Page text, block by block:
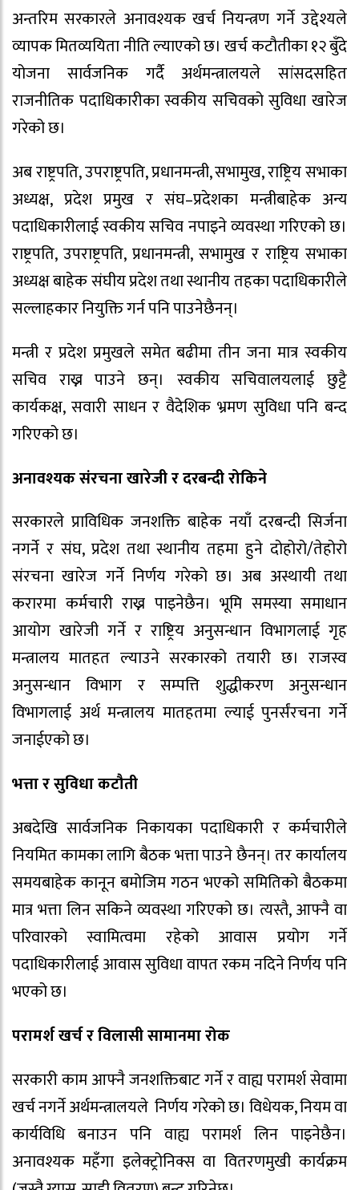
अन्तरिम सरकारले अनावश्यक खर्च नियन्त्रण गर्ने उद्देश्यले
व्यापक मितव्ययिता नीति ल्याएको छ। खर्च कटौतीका १२ बुँदे
योजना सार्वजनिक गर्दै अर्थमन्त्रालयले सांसदसहित
राजनीतिक पदाधिकारीका स्वकीय सचिवको सुविधा खारेज
गरेको छ।
अब राष्ट्रपति, उपराष्ट्रपति, प्रधानमन्त्री, सभामुख, राष्ट्रिय सभाका
अध्यक्ष, प्रदेश प्रमुख र संघ–प्रदेशका मन्त्रीबाहेक अन्य
पदाधिकारीलाई स्वकीय सचिव नपाइने व्यवस्था गरिएको छ।
राष्ट्रपति, उपराष्ट्रपति, प्रधानमन्त्री, सभामुख र राष्ट्रिय सभाका
अध्यक्ष बाहेक संघीय प्रदेश तथा स्थानीय तहका पदाधिकारीले
सल्लाहकार नियुक्ति गर्न पनि पाउनेछैनन्।
मन्त्री र प्रदेश प्रमुखले समेत बढीमा तीन जना मात्र स्वकीय
सचिव राख्न पाउने छन्। स्वकीय सचिवालयलाई छुट्टै
कार्यकक्ष, सवारी साधन र वैदेशिक भ्रमण सुविधा पनि बन्द
गरिएको छ।
अनावश्यक संरचना खारेजी र दरबन्दी रोकिने
सरकारले प्राविधिक जनशक्ति बाहेक नयाँ दरबन्दी सिर्जना
नगर्ने र संघ, प्रदेश तथा स्थानीय तहमा हुने दोहोरो/तेहोरो
संरचना खारेज गर्ने निर्णय गरेको छ। अब अस्थायी तथा
करारमा कर्मचारी राख्न पाइनेछैन। भूमि समस्या समाधान
आयोग खारेजी गर्ने र राष्ट्रिय अनुसन्धान विभागलाई गृह
मन्त्रालय मातहत ल्याउने सरकारको तयारी छ। राजस्व
अनुसन्धान विभाग र सम्पत्ति शुद्धीकरण अनुसन्धान
विभागलाई अर्थ मन्त्रालय मातहतमा ल्याई पुनर्संरचना गर्ने
जनाईएको छ।
भत्ता र सुविधा कटौती
अबदेखि सार्वजनिक निकायका पदाधिकारी र कर्मचारीले
नियमित कामका लागि बैठक भत्ता पाउने छैनन्। तर कार्यालय
समयबाहेक कानून बमोजिम गठन भएको समितिको बैठकमा
मात्र भत्ता लिन सकिने व्यवस्था गरिएको छ। त्यस्तै, आफ्नै वा
परिवारको स्वामित्वमा रहेको आवास प्रयोग गर्ने
पदाधिकारीलाई आवास सुविधा वापत रकम नदिने निर्णय पनि
भएको छ।
परामर्श खर्च र विलासी सामानमा रोक
सरकारी काम आफ्नै जनशक्तिबाट गर्ने र वाह्य परामर्श सेवामा
खर्च नगर्ने अर्थमन्त्रालयले निर्णय गरेको छ। विधेयक, नियम वा
कार्यविधि बनाउन पनि वाह्य परामर्श लिन पाइनेछैन।
अनावश्यक महँगा इलेक्ट्रोनिक्स वा वितरणमुखी कार्यक्रम